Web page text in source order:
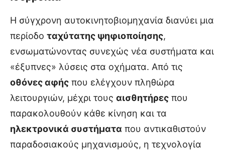
Η σύγχρονη αυτοκινητοβιομηχανία διανύει μια
περίοδο ταχύτατης ψηφιοποίησης,
ενσωματώνοντας συνεχώς νέα συστήματα και
«έξυπνες» λύσεις στα οχήματα. Από τις
οθόνες αφής που ελέγχουν πληθώρα
λειτουργιών, μέχρι τους αισθητήρες που
παρακολουθούν κάθε κίνηση και τα
ηλεκτρονικά συστήματα που αντικαθιστούν
παραδοσιακούς μηχανισμούς, η τεχνολογία